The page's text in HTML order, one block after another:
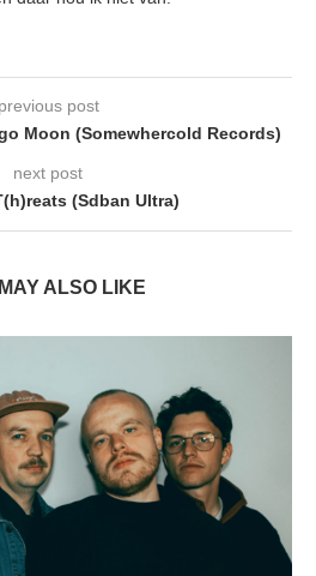
previous post
Moon (Somewhercold Records)
next post
(Sdban Ultra)
ALSO LIKE